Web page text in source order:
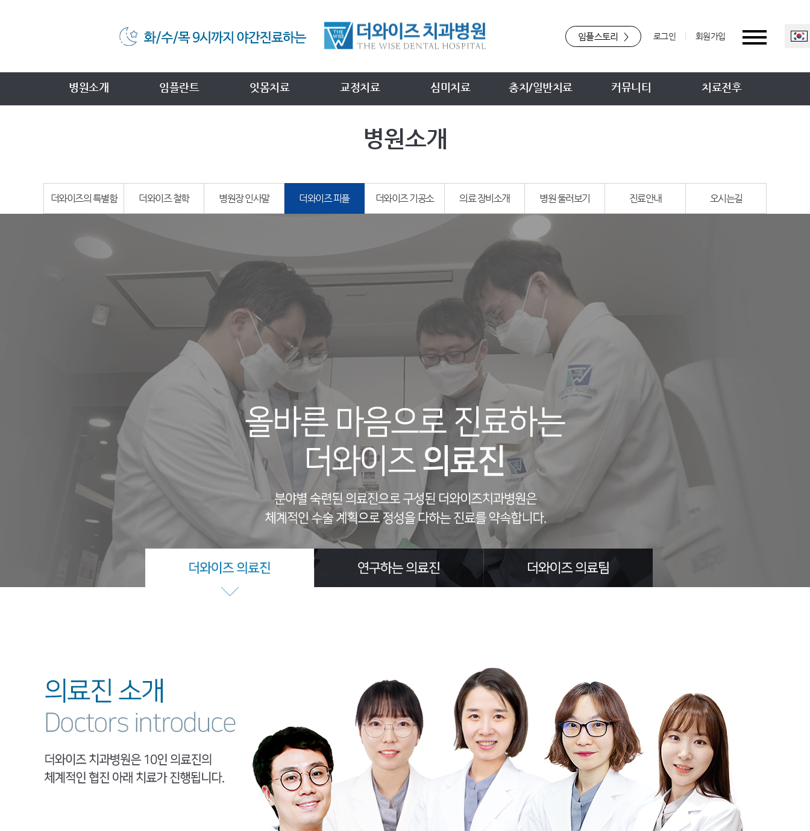
임플스토리 > 로그인 회원가입
병원소개 임플란트 잇몸치료 교정치료 심미치료 충치/일반치료 커뮤니티 치료전후
병원소개
더와이즈의 특별함 더와이즈 철학 병원장 인사말 더와이즈 피플 더와이즈 기공소 의료 장비소개 병원 둘러보기 진료안내 오시는길